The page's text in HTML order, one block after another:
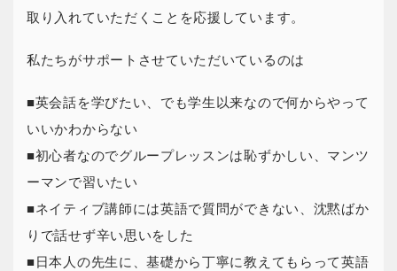
取り入れていただくことを応援しています。
私たちがサポートさせていただいているのは
■英会話を学びたい、でも学生以来なので何からやって
いいかわからない
■初心者なのでグループレッスンは恥ずかしい、マンツ
ーマンで習いたい
■ネイティブ講師には英語で質問ができない、沈黙ばか
りで話せず辛い思いをした
■日本人の先生に、基礎から丁寧に教えてもらって英語